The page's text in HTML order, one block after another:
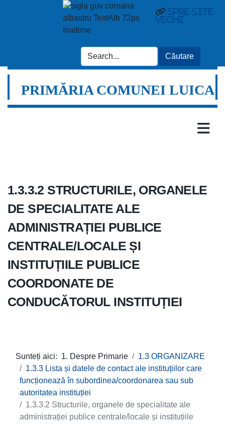
Spre site
vechi
PRIMĂRIA COMUNEI LUICA
1.3.3.2 STRUCTURILE, ORGANELE
DE SPECIALITATE ALE
ADMINISTRAȚIEI PUBLICE
CENTRALE/LOCALE ȘI
INSTITUȚIILE PUBLICE
COORDONATE DE
CONDUCĂTORUL INSTITUȚIEI
Sunteți aici: 1. Despre Primarie
1.3 ORGANIZARE
1.3.3 Lista și datele de contact ale instituțiilor care
funcționează în subordinea/coordonarea sau sub
autoritatea instituției
1.3.3.2 Structurile, organele de specialitate ale
administrației publice centrale/locale și instituțiile